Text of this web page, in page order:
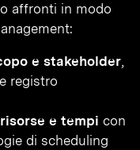
affronti in modo
e stakeholder,
registro
e tempi con
di scheduling